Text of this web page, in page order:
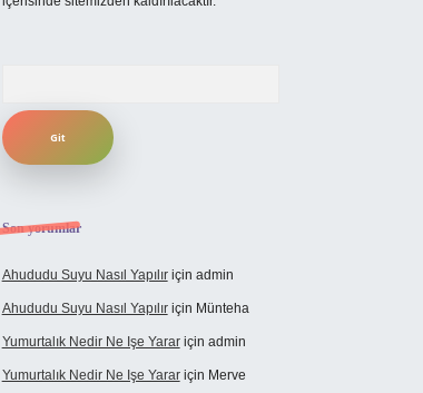
Son yorumlar
Ahududu Suyu Nasıl Yapılıriçin admin
Ahududu Suyu Nasıl Yapılıriçin Münteha
Yumurtalık Nedir Ne Işe Yarariçin admin
Yumurtalık Nedir Ne Işe Yarariçin Merve